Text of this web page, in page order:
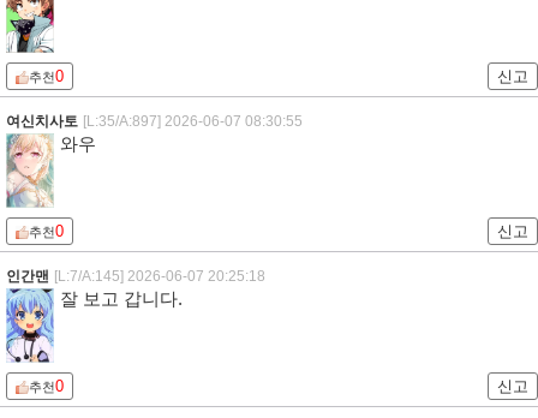
추천0 신고
여신치사토 [L:35/A:897] 2026-06-07 08:30:55
와우
추천0 신고
인간맨 [L:7/A:145] 2026-06-07 20:25:18
잘 보고 갑니다.
추천0 신고